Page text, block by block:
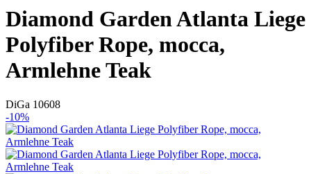
Diamond GardenAtlanta Liege
Polyfiber Rope, mocca,
Armlehne Teak
DiGa 10608
-10%